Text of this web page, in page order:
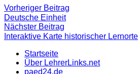
Beitragsnavigation
Vorheriger Beitrag
Deutsche Einheit
Nächster Beitrag
Beitrag
Interaktive Karte historischer Lernorte
Startseite
Über LehrerLinks.net
paed24.de